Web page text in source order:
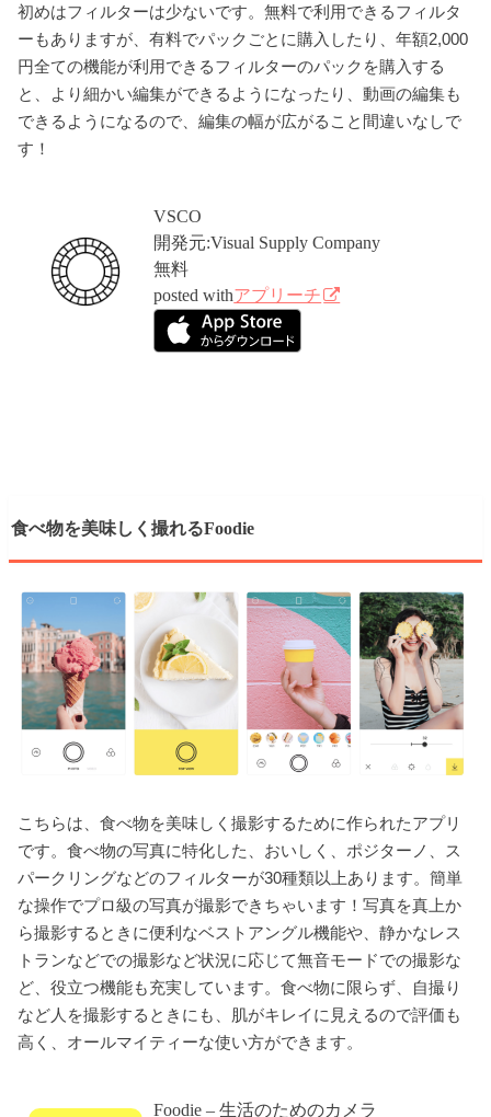
初めはフィルターは少ないです。無料で利用できるフィルタ
ーもありますが、有料でパックごとに購入したり、年額2,000
円全ての機能が利用できるフィルターのパックを購入する
と、より細かい編集ができるようになったり、動画の編集も
できるようになるので、編集の幅が広がること間違いなしで
す！
VSCO
開発元:Visual Supply Company
無料
posted withアプリーチ
食べ物を美味しく撮れるFoodie
こちらは、食べ物を美味しく撮影するために作られたアプリ
です。食べ物の写真に特化した、おいしく、ポジターノ、ス
パークリングなどのフィルターが30種類以上あります。簡単
な操作でプロ級の写真が撮影できちゃいます！写真を真上か
ら撮影するときに便利なベストアングル機能や、静かなレス
トランなどでの撮影など状況に応じて無音モードでの撮影な
ど、役立つ機能も充実しています。食べ物に限らず、自撮り
など人を撮影するときにも、肌がキレイに見えるので評価も
高く、オールマイティーな使い方ができます。
Foodie – 生活のためのカメラ